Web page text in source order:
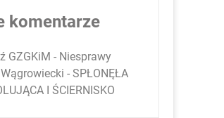
komentarze
GZGKiM - Niesprawy
- SPŁONĘŁA
I ŚCIERNISKO